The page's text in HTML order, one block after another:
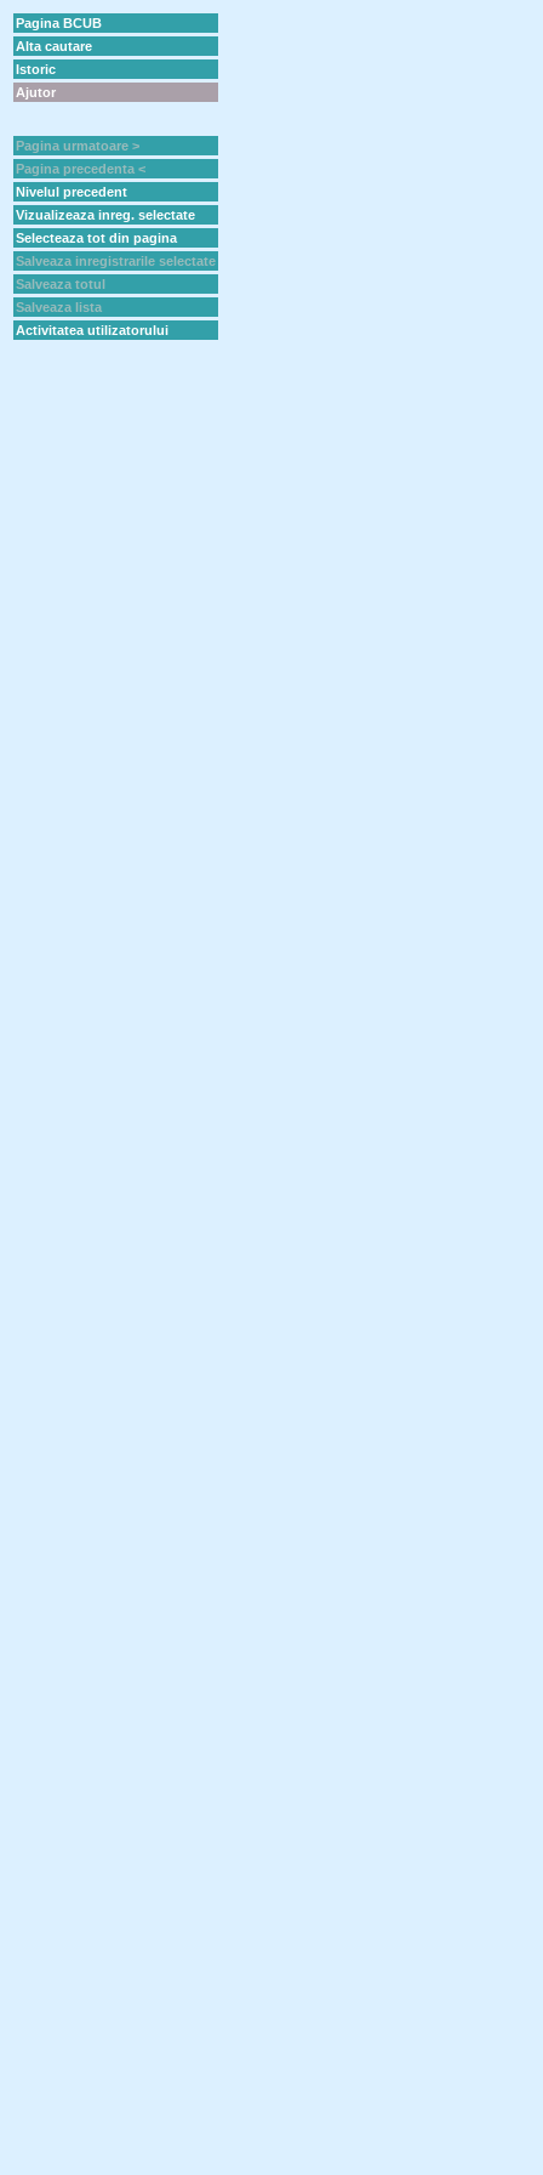
Pagina BCUB
Alta cautare
Istoric
Ajutor
Pagina urmatoare >
Pagina precedenta <
Nivelul precedent
Vizualizeaza inreg. selectate
Selecteaza tot din pagina
Salveaza inregistrarile selectate
Salveaza totul
Salveaza lista
Activitatea utilizatorului